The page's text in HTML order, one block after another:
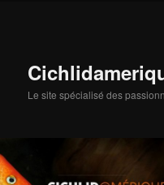
Le site spécialisé des